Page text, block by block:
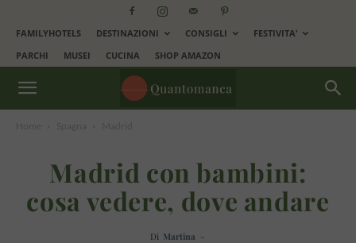
FAMILYHOTELS DESTINAZIONI CONSIGLI
FESTIVITA’
PARCHI
MUSEI CUCINA SHOP AMAZON
Madrid con bambini:
cosa vedere, dove andare
Di Martina -